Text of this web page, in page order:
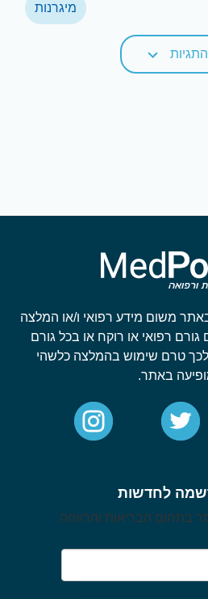
מיגרנות
משום מידע רפואי ו/או המלצה
גורם רפואי או רוקח או בכל גורם
טרם שימוש בהמלצה כלשהי
באתר.
לחדשות
בתחום הבריאות והרווחה